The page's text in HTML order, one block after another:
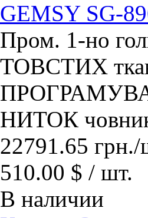
GEMSY SG-
Пром. 1-но
ТОВСТИХ
НИТОК
22791.65 грн./
510.00 $ / шт.
В наличии